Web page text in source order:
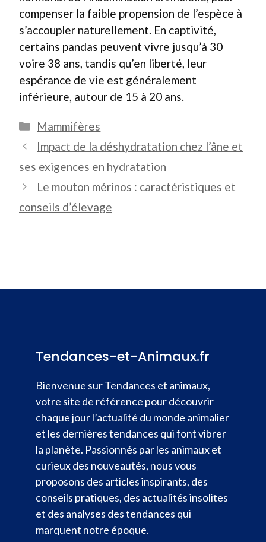
compenser la faible propension de l’espèce à
s’accoupler naturellement. En captivité,
certains pandas peuvent vivre jusqu’à 30
voire 38 ans, tandis qu’en liberté, leur
espérance de vie est généralement
inférieure, autour de 15 à 20 ans.
Catégories
Mammifères
Impact de la déshydratation chez l’âne et
ses exigences en hydratation
Le mouton mérinos : caractéristiques et
conseils d’élevage
Tendances-et-Animaux.fr
Bienvenue sur Tendances et animaux,
votre site de référence pour découvrir
chaque jour l’actualité du monde animalier
et les dernières tendances qui font vibrer
la planète. Passionnés par les animaux et
curieux des nouveautés, nous vous
proposons des articles inspirants, des
conseils pratiques, des actualités insolites
et des analyses des tendances qui
marquent notre époque.